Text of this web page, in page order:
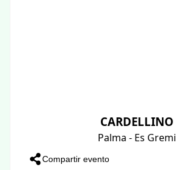
CARDELLINO
Palma - Es Gremi
Compartir evento